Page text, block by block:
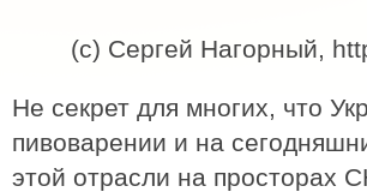
(с) Сергей Нагорный,
Не секрет для многих, что
пивоварении и на
этой отрасли на просторах